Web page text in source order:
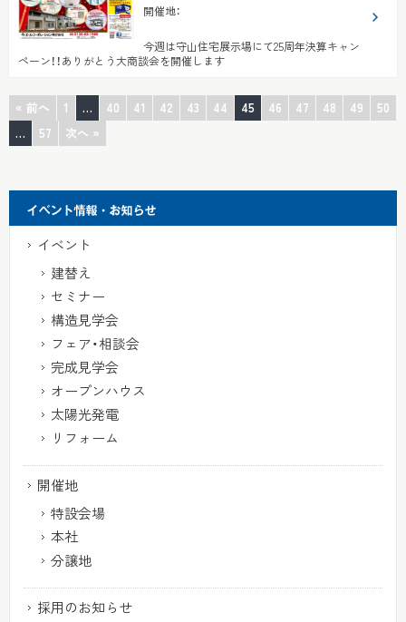
開催地：
今週は守山住宅展示場にて25周年決算キャン
ペーン！！ありがとう大商談会を開催します
« 前へ 1 … 40 41 42 43 44 45 46 47 48 49
50
…
57 次へ »
イベント
建替え
セミナー
構造見学会
フェア・相談会
完成見学会
オープンハウス
太陽光発電
リフォーム
開催地
特設会場
本社
分譲地
採用のお知らせ